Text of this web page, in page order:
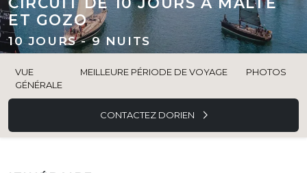
ET GOZO
10 JOURS - 9 NUITS
VUE
GÉNÉRALE
MEILLEURE PÉRIODE DE VOYAGE PHOTOS
CONTACTEZ DORIEN